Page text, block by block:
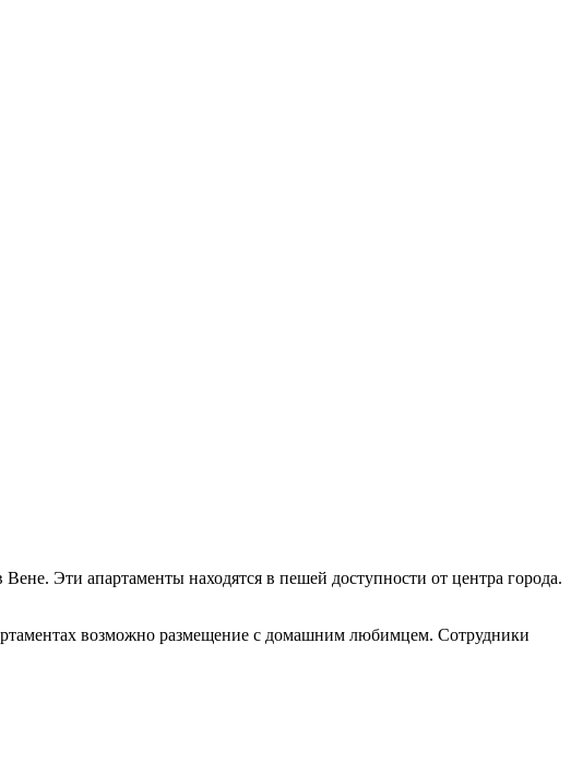
Эти апартаменты находятся в пешей доступности от центра города.
возможно размещение с домашним любимцем. Сотрудники